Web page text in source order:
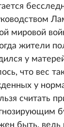
мировой
жители
у
что вес
у
считать
быть, ведь